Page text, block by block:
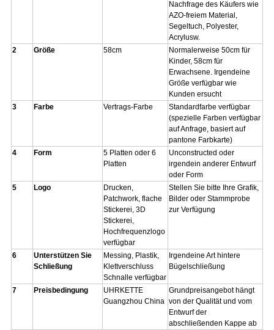
Nachfrage des Käufers wie
AZO-freiem Material,
Segeltuch, Polyester,
Acrylusw.
2
Größe 58cm
Normalerweise 50cm für
Kinder, 58cm für
Erwachsene. Irgendeine
Größe verfügbar wie
Kunden ersucht
3
Farbe Vertrags-Farbe
Standardfarbe verfügbar
(spezielle Farben verfügbar
auf Anfrage, basiert auf
pantone Farbkarte)
4
Form
5 Platten oder 6
Platten
Unconstructed oder
irgendein anderer Entwurf
oder Form
5
Logo
Drucken,
Patchwork, flache
Stickerei, 3D
Stickerei,
Hochfrequenzlogo
verfügbar
Stellen Sie bitte Ihre Grafik,
Bilder oder Stammprobe
zur Verfügung
6
Unterstützen Sie
Schließung
Messing, Plastik,
Klettverschluss
Schnalle verfügbar
Irgendeine Art hintere
Bügelschließung
7 Preisbedingung
UHRKETTE
Guangzhou China
Grundpreisangebot hängt
von der Qualität und vom
Entwurf der
abschließenden Kappe ab